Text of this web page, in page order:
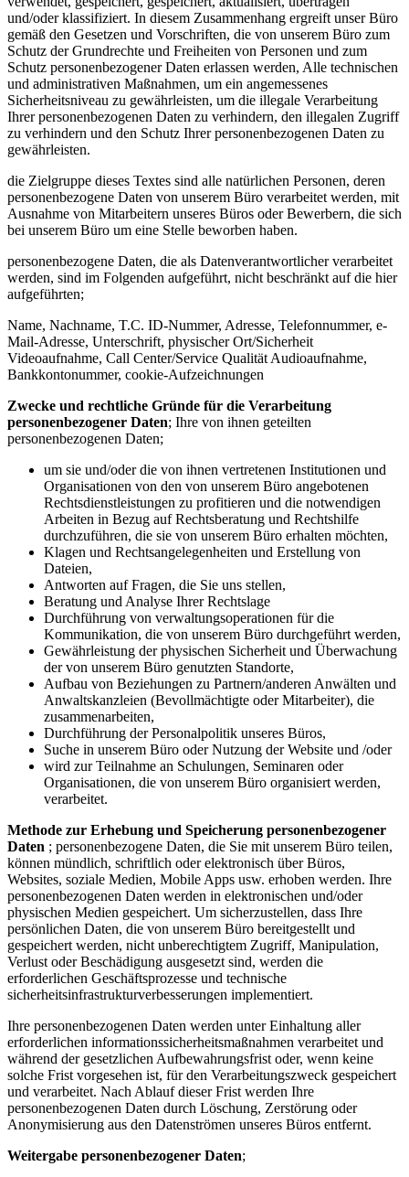
und/oder klassifiziert. In diesem Zusammenhang ergreift unser Büro
gemäß den Gesetzen und Vorschriften, die von unserem Büro zum
Schutz der Grundrechte und Freiheiten von Personen und zum
Schutz personenbezogener Daten erlassen werden, Alle technischen
und administrativen Maßnahmen, um ein angemessenes
Sicherheitsniveau zu gewährleisten, um die illegale Verarbeitung
Ihrer personenbezogenen Daten zu verhindern, den illegalen Zugriff
zu verhindern und den Schutz Ihrer personenbezogenen Daten zu
gewährleisten.
die Zielgruppe dieses Textes sind alle natürlichen Personen, deren
personenbezogene Daten von unserem Büro verarbeitet werden, mit
Ausnahme von Mitarbeitern unseres Büros oder Bewerbern, die sich
bei unserem Büro um eine Stelle beworben haben.
personenbezogene Daten, die als Datenverantwortlicher verarbeitet
werden, sind im Folgenden aufgeführt, nicht beschränkt auf die hier
aufgeführten;
Name, Nachname, T.C. ID-Nummer, Adresse, Telefonnummer, e-
Mail-Adresse, Unterschrift, physischer Ort/Sicherheit
Videoaufnahme, Call Center/Service Qualität Audioaufnahme,
Bankkontonummer, cookie-Aufzeichnungen
Zwecke und rechtliche Gründe für die Verarbeitung
personenbezogener Daten; Ihre von ihnen geteilten
personenbezogenen Daten;
um sie und/oder die von ihnen vertretenen Institutionen und
Organisationen von den von unserem Büro angebotenen
Rechtsdienstleistungen zu profitieren und die notwendigen
Arbeiten in Bezug auf Rechtsberatung und Rechtshilfe
durchzuführen, die sie von unserem Büro erhalten möchten,
Klagen und Rechtsangelegenheiten und Erstellung von
Dateien,
Antworten auf Fragen, die Sie uns stellen,
Beratung und Analyse Ihrer Rechtslage
Durchführung von verwaltungsoperationen für die
Kommunikation, die von unserem Büro durchgeführt werden,
Gewährleistung der physischen Sicherheit und Überwachung
der von unserem Büro genutzten Standorte,
Aufbau von Beziehungen zu Partnern/anderen Anwälten und
Anwaltskanzleien (Bevollmächtigte oder Mitarbeiter), die
zusammenarbeiten,
Durchführung der Personalpolitik unseres Büros,
Suche in unserem Büro oder Nutzung der Website und /oder
wird zur Teilnahme an Schulungen, Seminaren oder
Organisationen, die von unserem Büro organisiert werden,
verarbeitet.
Methode zur Erhebung und Speicherung personenbezogener
Daten ; personenbezogene Daten, die Sie mit unserem Büro teilen,
können mündlich, schriftlich oder elektronisch über Büros,
Websites, soziale Medien, Mobile Apps usw. erhoben werden. Ihre
personenbezogenen Daten werden in elektronischen und/oder
physischen Medien gespeichert. Um sicherzustellen, dass Ihre
persönlichen Daten, die von unserem Büro bereitgestellt und
gespeichert werden, nicht unberechtigtem Zugriff, Manipulation,
Verlust oder Beschädigung ausgesetzt sind, werden die
erforderlichen Geschäftsprozesse und technische
sicherheitsinfrastrukturverbesserungen implementiert.
Ihre personenbezogenen Daten werden unter Einhaltung aller
erforderlichen informationssicherheitsmaßnahmen verarbeitet und
während der gesetzlichen Aufbewahrungsfrist oder, wenn keine
solche Frist vorgesehen ist, für den Verarbeitungszweck gespeichert
und verarbeitet. Nach Ablauf dieser Frist werden Ihre
personenbezogenen Daten durch Löschung, Zerstörung oder
Anonymisierung aus den Datenströmen unseres Büros entfernt.
Weitergabe personenbezogener Daten;